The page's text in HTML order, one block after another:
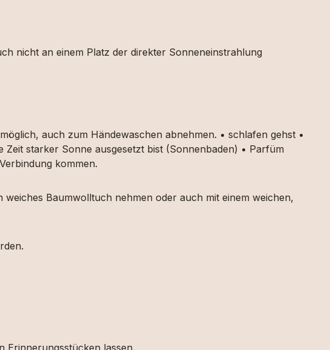
nicht an einem Platz der direkter Sonneneinstrahlung
auch zum Händewaschen abnehmen. • schlafen gehst •
starker Sonne ausgesetzt bist (Sonnenbaden) • Parfüm
kommen.
Baumwolltuch nehmen oder auch mit einem weichen,
Erinnerungsstücken lassen.